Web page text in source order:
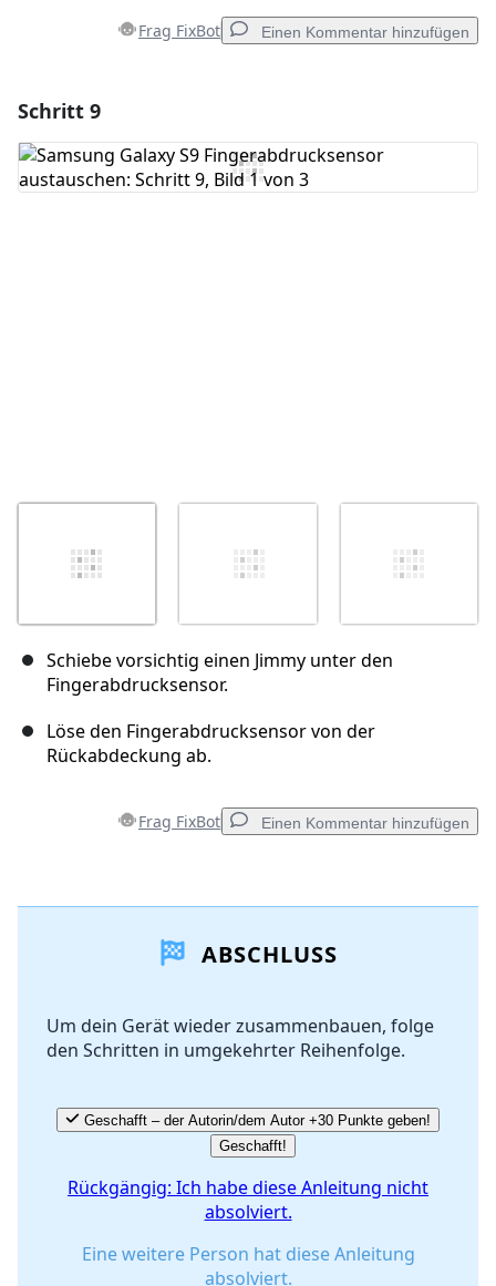
Frag FixBot Einen Kommentar hinzufügen
Kommentar hinzufügen
Schritt 9
Schiebe vorsichtig einen Jimmy unter den
Fingerabdrucksensor.
Löse den Fingerabdrucksensor von der
Rückabdeckung ab.
Frag FixBot Einen Kommentar hinzufügen
Kommentar hinzufügen
Abbrechen Kommentieren
ABSCHLUSS
Um dein Gerät wieder zusammenbauen, folge
den Schritten in umgekehrter Reihenfolge.
Geschafft – der Autorin/dem Autor +30 Punkte geben!
Geschafft!
Rückgängig: Ich habe diese Anleitung nicht
absolviert.
Eine weitere Person hat diese Anleitung
absolviert.